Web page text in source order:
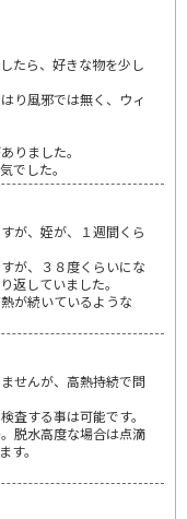
たら、好きな物を少し
り風邪では無く、ウィ
りました。
でした。
が、姪が、１週間くら
が、３８度くらいにな
返していました。
が続いているような
せんが、高熱持続で問
査する事は可能です。
脱水高度な場合は点滴
す。